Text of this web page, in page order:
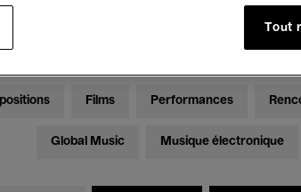
Vendredi 15 - Samedi 23 Mai
Films Performances
Global Music Musique électronique
Tout